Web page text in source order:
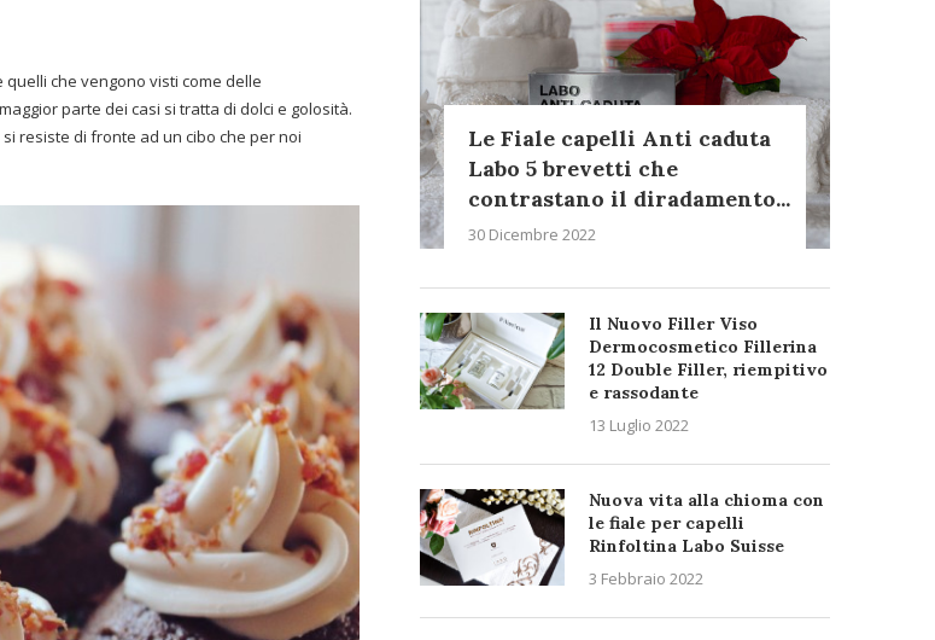
che vengono visti come delle
parte dei casi si tratta di dolci e golosità.
resiste di fronte ad un cibo che per noi
Le Fiale capelli Anti caduta
Labo 5 brevetti che
contrastano il diradamento...
30 Dicembre 2022
Il Nuovo Filler Viso
Dermocosmetico Fillerina
12 Double Filler, riempitivo
e rassodante
13 Luglio 2022
Nuova vita alla chioma con
le fiale per capelli
Rinfoltina Labo Suisse
3 Febbraio 2022